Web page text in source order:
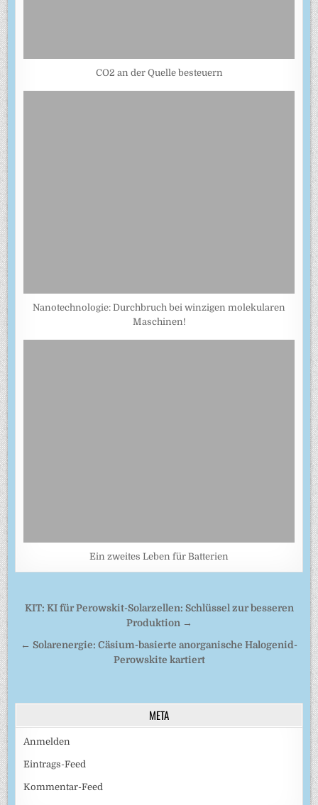
CO2 an der Quelle besteuern
Nanotechnologie: Durchbruch bei winzigen molekularen
Maschinen!
Ein zweites Leben für Batterien
Beitragsnavigation
KIT: KI für Perowskit-Solarzellen: Schlüssel zur besseren
Produktion →
← Solarenergie: Cäsium-basierte anorganische Halogenid-
Perowskite kartiert
META
Anmelden
Eintrags-Feed
Kommentar-Feed